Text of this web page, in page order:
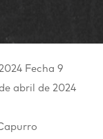
Fecha 9
abril de 2024